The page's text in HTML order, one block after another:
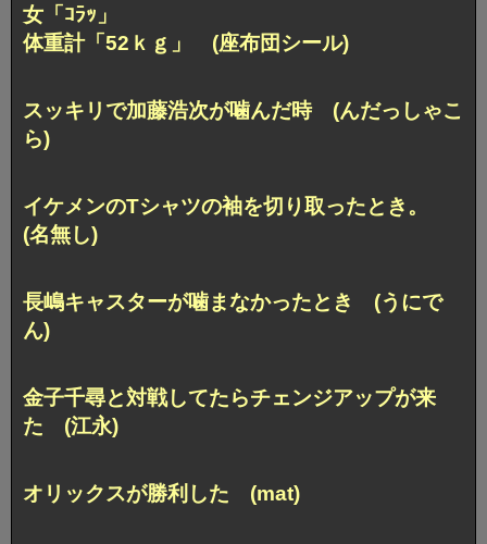
女「ｺﾗｯ」
体重計「52ｋｇ」 (座布団シール)
スッキリで加藤浩次が噛んだ時 (んだっしゃこ
ら)
イケメンのTシャツの袖を切り取ったとき。
(名無し)
長嶋キャスターが噛まなかったとき (うにで
ん)
金子千尋と対戦してたらチェンジアップが来
た (江永)
オリックスが勝利した (mat)